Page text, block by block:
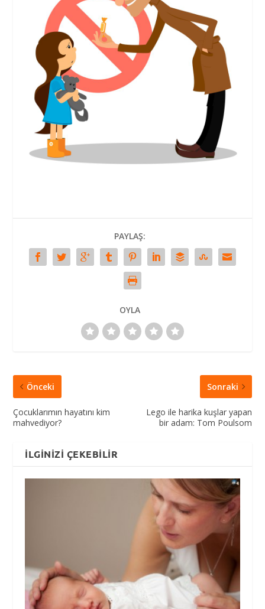
PAYLAŞ:
OYLA
Önceki
Çocuklarımın hayatını kim
mahvediyor?
Sonraki
Lego ile harika kuşlar yapan
bir adam: Tom Poulsom
İLGINIZI ÇEKEBILIR